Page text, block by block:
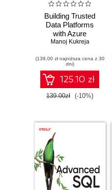
Building Trusted
Data Platforms
with Azure
Databricks and
On Guide to
Creating Governed
Data Products in a
Lakehouse -
Second Edition
Manoj Kukreja
(139,00 zł najniższa cena z 30
dni)
125.10 zł
139.00zł (-10%)